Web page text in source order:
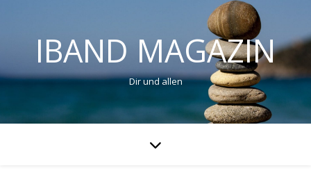
IBAND MAGAZIN
Dir und allen